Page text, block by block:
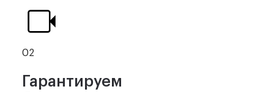
02
Гарантируем